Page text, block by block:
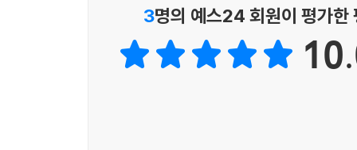
3명의 예스24 회원이 평가한